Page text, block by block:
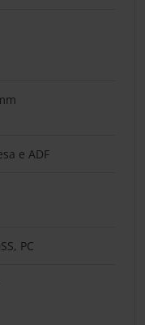
e ADF
PC